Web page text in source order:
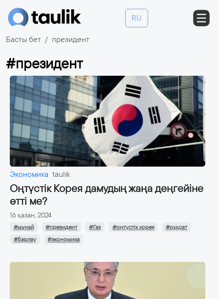
RU
Басты бет президент
#президент
Экономика taulik
Оңтүстік Корея дамудың жаңа деңгейіне
өтті ме?
16 қазан, 2024
#мұнай #президент #Газ #оңтүстік корея
#рұқсат
#барлау
#экономика